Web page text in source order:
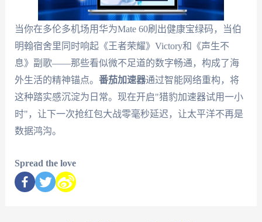
当你在多伦多机场用华为Mate 60刷出健康宝绿码，当伯
明翰宿舍里同时响起《王者荣耀》Victory和《声生不
息》副歌——那些看似微不足道的数字畅通，构成了海
外生活的精神锚点。 番茄加速器通过智能网络重构，将
这种踏实感沉淀为日常。现在开启"猎豹加速器试用一小
时"，让下一次抢红包大战零毫秒延迟，让太平洋不再是
数据鸿沟。
Spread the love